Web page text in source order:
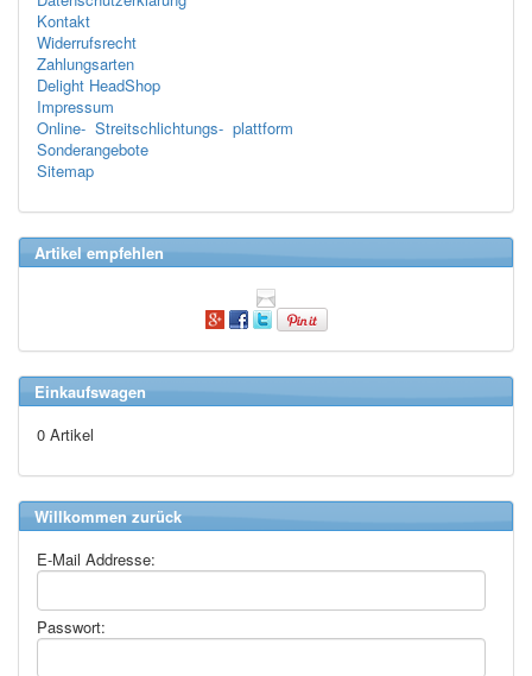
Kontakt
Widerrufsrecht
Zahlungsarten
Delight HeadShop
Impressum
Online- Streitschlichtungs- plattform
Sonderangebote
Sitemap
Artikel empfehlen
Einkaufswagen
0 Artikel
Willkommen zurück
E-Mail Addresse:
Passwort: